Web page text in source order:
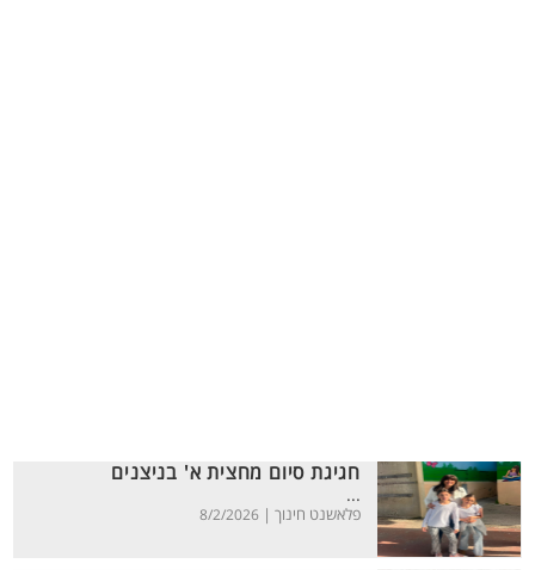
חגיגת סיום מחצית א' בניצנים
...
פלאשנט חינוך | 8/2/2026